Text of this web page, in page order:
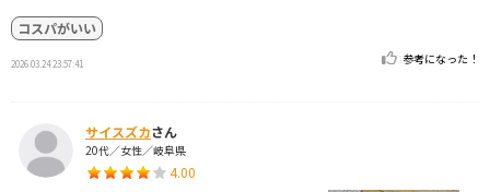
コスパがいい
2026.03.24 23:57:41 参考になった！
サイスズカさん
20代／女性／岐阜県
4.00